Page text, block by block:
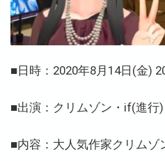
■日時：2020年8月14日(金)
■出演：クリムゾン・if(進行)
■内容：大人気作家クリムゾ